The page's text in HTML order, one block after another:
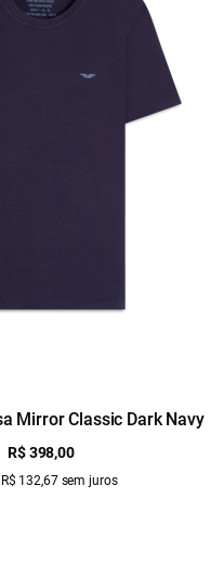
Mirror Classic Dark Navy
R$ 398,00
132,67 sem juros